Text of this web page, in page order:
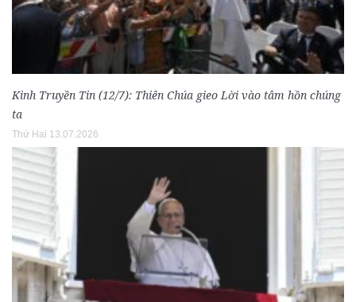
Kinh Truyền Tin (12/7): Thiên Chúa gieo Lời vào tâm hồn chúng
ta
Thứ Hai 13.07.2026